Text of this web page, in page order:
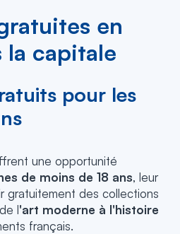
en
la capitale
pour les
une opportunité
de moins de 18 ans, leur
gratuitement des collections
l'art moderne à l'histoire
français.